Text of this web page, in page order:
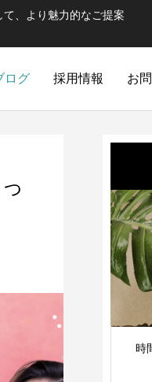
、より魅力的なご提案
ログ 採用情報 お
ULTRAMAGIC
グループの出発ブランドのひとつ…
る・触ってわかる・使ってわかる等
ラー
時